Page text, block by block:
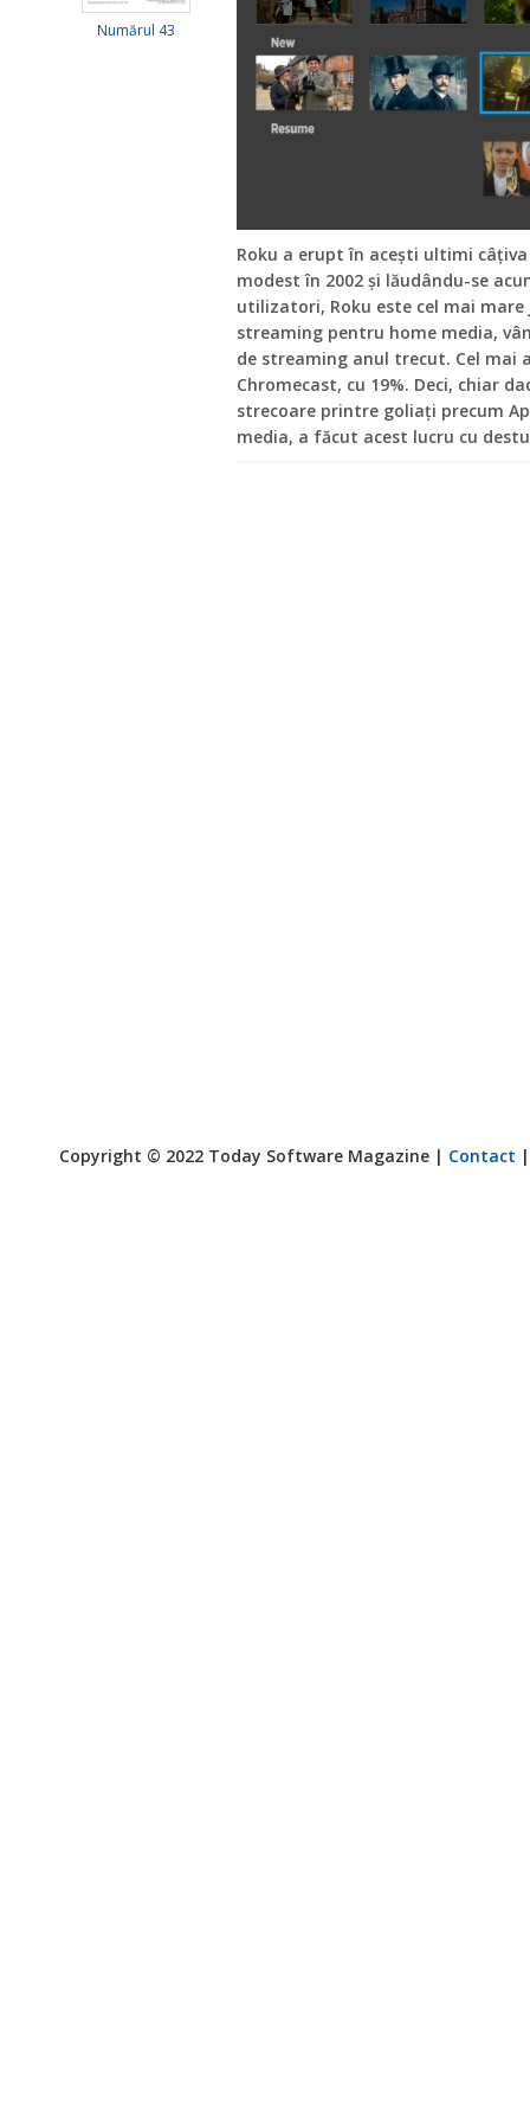
Numărul 43
Roku a erupt în acești ultimi
modest în 2002 și lăudându-se
utilizatori, Roku este cel mai
streaming pentru home media,
de streaming anul trecut. Cel
Chromecast, cu 19%. Deci, chiar
strecoare printre goliați precum
media, a făcut acest lucru cu
Copyright © 2022 Today Software Magazine | Contact